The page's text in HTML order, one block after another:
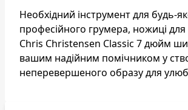
Необхідний інструмент для будь-
професійного грумера, ножиці для
Chris Christensen Classic 7 дюйм
вашим надійним помічником у
неперевершеного образу для